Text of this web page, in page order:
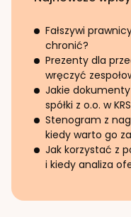
Fałszywi
chronić?
Prezenty dla
wręczyć
Jakie
spółki z o.o. w
Stenogram z
kiedy warto go
Jak korzystać z
i kiedy analiza